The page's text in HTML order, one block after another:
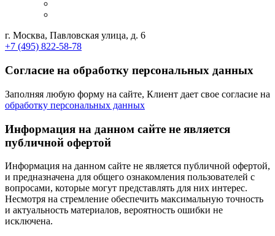
г. Москва, Павловская улица, д. 6
+7 (495) 822-58-78
Согласие на обработку персональных данных
Заполняя любую форму на сайте, Клиент дает свое согласие на
обработку персональных данных
Информация на данном сайте не является
публичной офертой
Информация на данном сайте не является публичной офертой,
и предназначена для общего ознакомления пользователей с
вопросами, которые могут представлять для них интерес.
Несмотря на стремление обеспечить максимальную точность
и актуальность материалов, вероятность ошибки не
исключена.